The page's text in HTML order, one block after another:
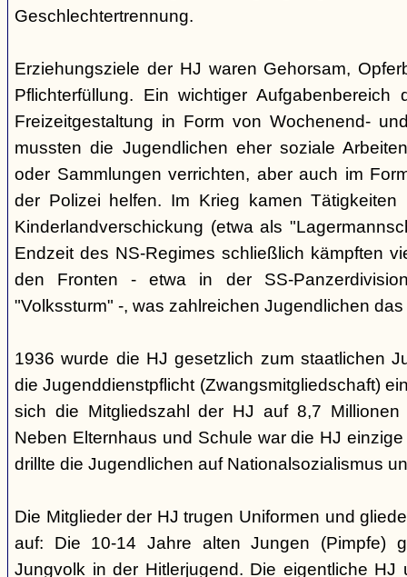
Geschlechtertrennung.
Erziehungsziele der HJ waren Gehorsam,
Pflichterfüllung. Ein wichtiger
Freizeitgestaltung in Form von Wochenend-
mussten die Jugendlichen eher soziale
oder Sammlungen verrichten, aber auch im
der Polizei helfen. Im Krieg kamen
Kinderlandverschickung (etwa als
Endzeit des NS-Regimes schließlich kämpften
den Fronten - etwa in der SS-
"Volkssturm" -, was zahlreichen Jugendlichen
1936 wurde die HJ gesetzlich zum staatlichen
die Jugenddienstpflicht (Zwangsmitgliedschaft)
sich die Mitgliedszahl der HJ auf 8,7 Millionen
Neben Elternhaus und Schule war die HJ
drillte die Jugendlichen auf Nationalsozialismus
Die Mitglieder der HJ trugen Uniformen und
auf: Die 10-14 Jahre alten Jungen (Pimpfe)
Jungvolk in der Hitlerjugend. Die eigentliche HJ